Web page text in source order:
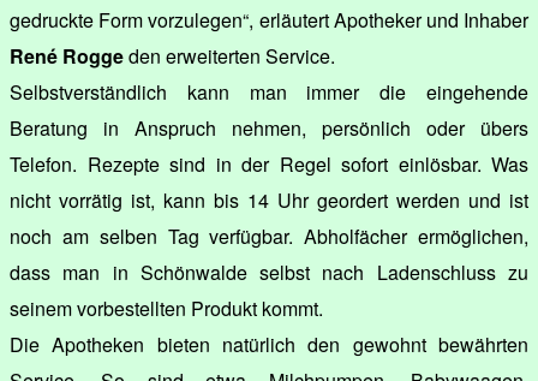
gedruckte Form vorzulegen“, erläutert Apotheker und Inhaber
René Roggeden erweiterten Service.
Selbstverständlich kann man immer die eingehende
Beratung in Anspruch nehmen, persönlich oder übers
Telefon. Rezepte sind in der Regel sofort einlösbar. Was
nicht vorrätig ist, kann bis 14 Uhr geordert werden und ist
noch am selben Tag verfügbar. Abholfächer ermöglichen,
dass man in Schönwalde selbst nach Ladenschluss zu
seinem vorbestellten Produkt kommt.
Die Apotheken bieten natürlich den gewohnt bewährten